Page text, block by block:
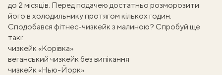
до 2 місяців. Перед подачею достатньо розморозити
його в холодильнику протягом кількох годин.
Сподобався фітнес-чизкейк з малиною? Спробуй ще
такі:
чизкейк «Корівка»
веганський чизкейк без випікання
чизкейк «Нью-Йорк»